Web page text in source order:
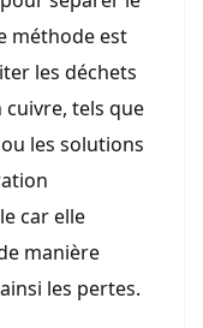
méthode est
les déchets
tels que
les solutions
car elle
manière
les pertes.